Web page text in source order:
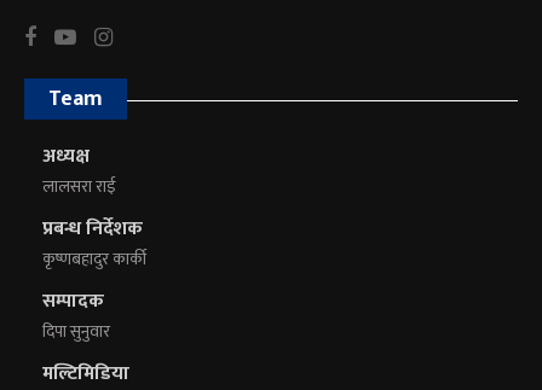
Team
अध्यक्ष
लालसरा राई
प्रबन्ध निर्देशक
कृष्णबहादुर कार्की
सम्पादक
दिपा सुनुवार
मल्टिमिडिया